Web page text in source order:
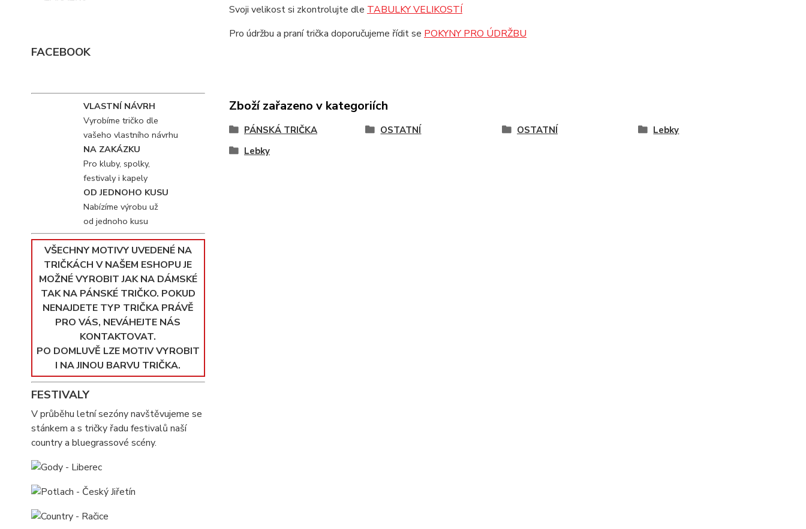
FACEBOOK
VLASTNÍ NÁVRH
Vyrobíme tričko dle
vašeho vlastního návrhu
NA ZAKÁZKU
Pro kluby, spolky,
festivaly i kapely
OD JEDNOHO KUSU
Nabízíme výrobu už
od jednoho kusu
VŠECHNY MOTIVY UVEDENÉ NA
TRIČKÁCH V NAŠEM ESHOPU JE
MOŽNÉ VYROBIT JAK NA DÁMSKÉ
TAK NA PÁNSKÉ TRIČKO. POKUD
NENAJDETE TYP TRIČKA PRÁVĚ
PRO VÁS, NEVÁHEJTE NÁS
KONTAKTOVAT.
PO DOMLUVĚ LZE MOTIV VYROBIT
I NA JINOU BARVU TRIČKA.
FESTIVALY
V průběhu letní sezóny navštěvujeme se
stánkem a s tričky řadu festivalů naší
country a bluegrassové scény.
Svoji velikost si zkontrolujte dle TABULKY VELIKOSTÍ
Pro údržbu a praní trička doporučujeme řídit se POKYNY PRO ÚDRŽBU
Zboží zařazeno v kategoriích
PÁNSKÁ TRIČKA OSTATNÍ OSTATNÍ
Lebky
Lebky